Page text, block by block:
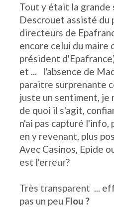
Tout y était la grande
Descrouet assisté du
directeurs de
encore celui du maire
président
et ... l'absence de
paraitre surprenante
juste un sentiment ,
de quoi il s'agit,
n'ai pas capturé l'info,
en y revenant, plus
Avec Casinos, Epide
est l'erreur?
Très transparent ...
pas un peu Flou ?